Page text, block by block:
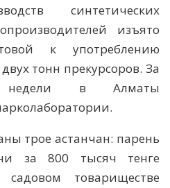
синтетических
изъято
к употреблению
тонн прекурсоров. За
недели в Алматы
трое астанчан: парень
за 800 тысяч тенге
товариществе